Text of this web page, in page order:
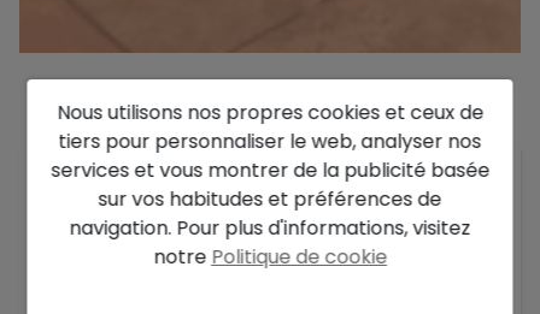
Description
Villa de luxe à vendre à Moraira avec vue sur la
mer, grand terrain plat et piscine privée.
En tant qu'acheteur exigeant à la recherche
d'une propriété exclusive sur la Costa Blanca,
Nous utilisons nos propres cookies et ceux de
tiers pour personnaliser le web, analyser nos
services et vous montrer de la publicité basée
sur vos habitudes et préférences de
navigation. Pour plus d'informations, visitez
notre Politique de cookie